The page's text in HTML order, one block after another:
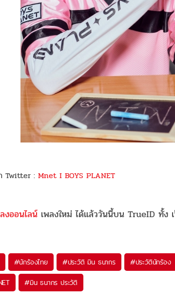
Twitter : Mnet I BOYS PLANET
งออนไลน์เพลงใหม่ ได้แล้ววันนี้บน TrueID ทั้ง
#นักร้องไทย #ประวัติ มิน ธนากร #ประวัตินักร้อง
#มิน ธนากร ประวัติ